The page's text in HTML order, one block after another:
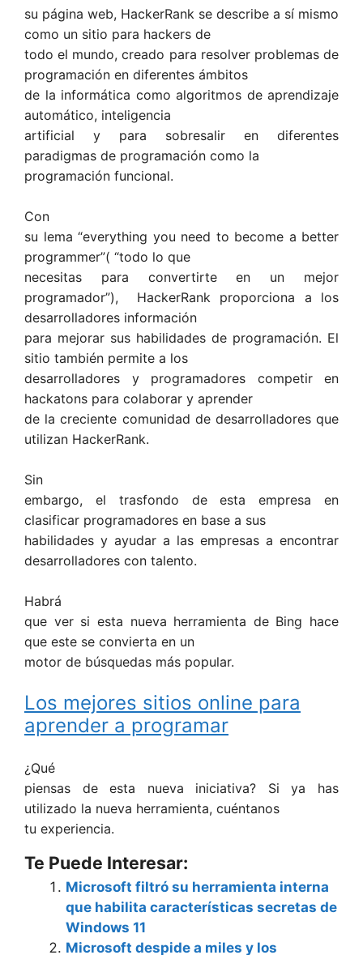
su página web, HackerRank se describe a sí mismo
como un sitio para hackers de
todo el mundo, creado para resolver problemas de
programación en diferentes ámbitos
de la informática como algoritmos de aprendizaje
automático, inteligencia
artificial y para sobresalir en diferentes
paradigmas de programación como la
programación funcional.
Con
su lema “everything you need to become a better
programmer”( “todo lo que
necesitas para convertirte en un mejor
programador”), HackerRank proporciona a los
desarrolladores información
para mejorar sus habilidades de programación. El
sitio también permite a los
desarrolladores y programadores competir en
hackatons para colaborar y aprender
de la creciente comunidad de desarrolladores que
utilizan HackerRank.
Sin
embargo, el trasfondo de esta empresa en
clasificar programadores en base a sus
habilidades y ayudar a las empresas a encontrar
desarrolladores con talento.
Habrá
que ver si esta nueva herramienta de Bing hace
que este se convierta en un
motor de búsquedas más popular.
Los mejores sitios online para
aprender a programar
¿Qué
piensas de esta nueva iniciativa? Si ya has
utilizado la nueva herramienta, cuéntanos
tu experiencia.
Te Puede Interesar:
Microsoft filtró su herramienta interna
que habilita características secretas de
Windows 11
Microsoft despide a miles y los